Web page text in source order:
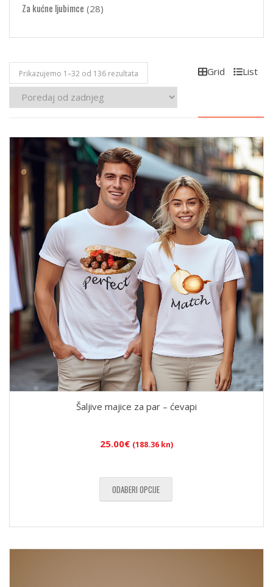
Za kućne ljubimce (28)
Grid List
Prikazujemo 1–32 od 136 rezultata
Šaljive majice za par – ćevapi
25.00€ (188.36 kn)
ODABERI OPCIJE